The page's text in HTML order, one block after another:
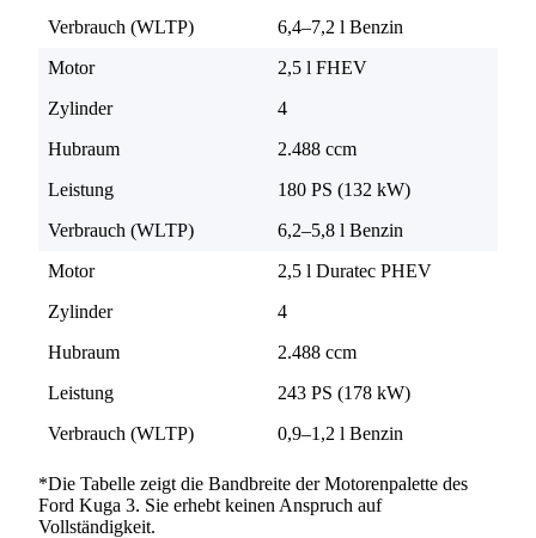
Verbrauch (WLTP)
6,4–7,2 l Benzin
Motor
2,5 l FHEV
Zylinder
4
Hubraum
2.488 ccm
Leistung
180 PS (132 kW)
Verbrauch (WLTP)
6,2–5,8 l Benzin
Motor
2,5 l Duratec PHEV
Zylinder
4
Hubraum
2.488 ccm
Leistung
243 PS (178 kW)
Verbrauch (WLTP)
0,9–1,2 l Benzin
*Die Tabelle zeigt die Bandbreite der Motorenpalette des
Ford Kuga 3. Sie erhebt keinen Anspruch auf
Vollständigkeit.